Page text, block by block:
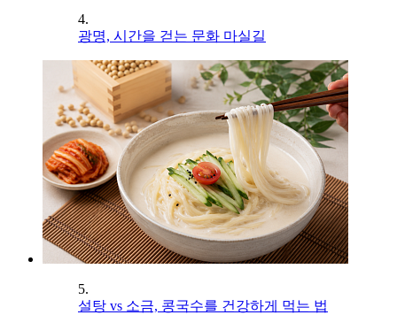
4.
광명, 시간을 걷는 문화 마실길
5.
설탕 vs 소금, 콩국수를 건강하게 먹는 법